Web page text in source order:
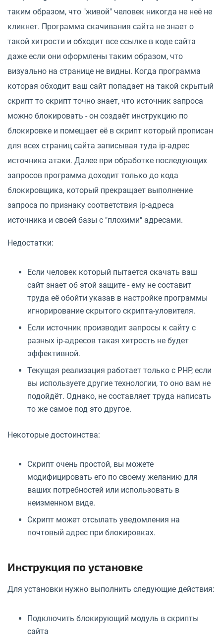
таким образом, что "живой" человек никогда не неё не
кликнет. Программа скачивания сайта не знает о
такой хитрости и обходит все ссылке в коде сайта
даже если они оформлены таким образом, что
визуально на странице не видны. Когда программа
которая обходит ваш сайт попадает на такой скрытый
скрипт то скрипт точно знает, что источник запроса
можно блокировать - он создаёт инструкцию по
блокировке и помещает её в скрипт который прописан
для всех страниц сайта записывая туда ip-адрес
источника атаки. Далее при обработке последующих
запросов программа доходит только до кода
блокировщика, который прекращает выполнение
запроса по признаку соответствия ip-адреса
источника и своей базы с "плохими" адресами.
Недостатки:
Если человек который пытается скачать ваш
сайт знает об этой защите - ему не составит
труда её обойти указав в настройке программы
игнорирование скрытого скрипта-уловителя.
Если источник производит запросы к сайту с
разных ip-адресов такая хитрость не будет
эффективной.
Текущая реализация работает только с PHP, если
вы используете другие технологии, то оно вам не
подойдёт. Однако, не составляет труда написать
то же самое под это другое.
Некоторые достоинства:
Скрипт очень простой, вы можете
модифицировать его по своему желанию для
ваших потребностей или использовать в
неизменном виде.
Скрипт может отсылать уведомления на
почтовый адрес при блокировках.
Инструкция по установке
Для установки нужно выполнить следующие действия:
Подключить блокирующий модуль в скрипты
сайта